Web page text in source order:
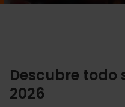
Descubre todo
2026